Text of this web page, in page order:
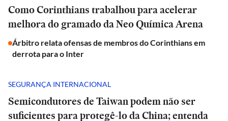
Como Corinthians trabalhou para acelerar
melhora do gramado da Neo Química Arena
Árbitro relata ofensas de membros do Corinthians em
derrota para o Inter
SEGURANÇA INTERNACIONAL
Semicondutores de Taiwan podem não ser
suficientes para protegê-lo da China; entenda